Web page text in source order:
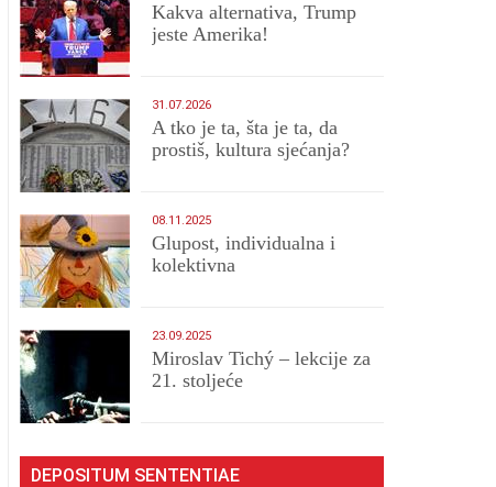
Kakva alternativa, Trump
jeste Amerika!
31.07.2026
A tko je ta, šta je ta, da
prostiš, kultura sjećanja?
08.11.2025
Glupost, individualna i
kolektivna
23.09.2025
Miroslav Tichý – lekcije za
21. stoljeće
DEPOSITUM SENTENTIAE